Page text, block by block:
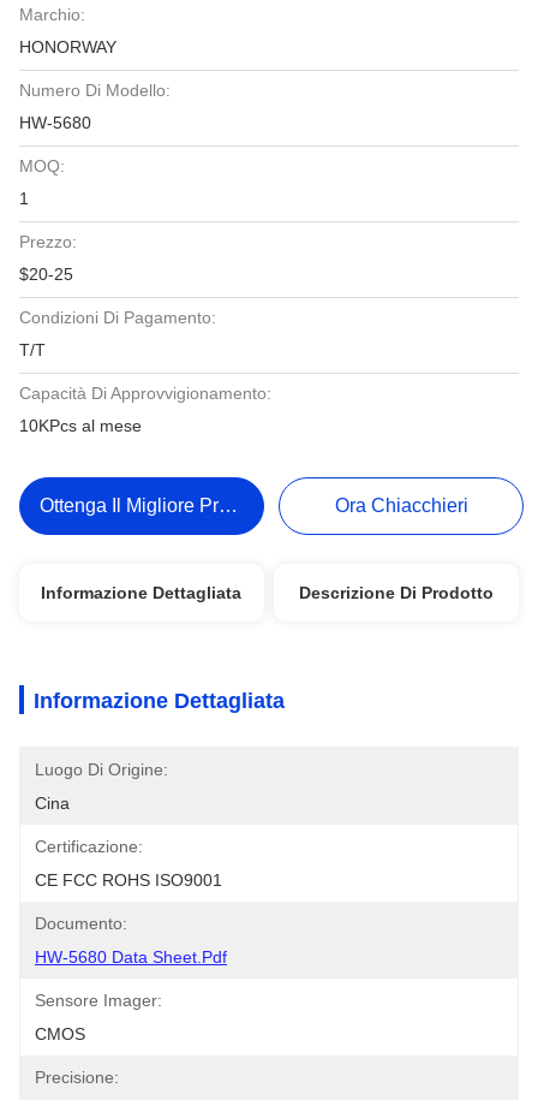
Marchio:
HONORWAY
Numero Di Modello:
HW-5680
MOQ:
1
Prezzo:
$20-25
Condizioni Di Pagamento:
T/T
Capacità Di Approvvigionamento:
10KPcs al mese
Ottenga Il Migliore Prezzo Ora Chiacchieri
Informazione Dettagliata Descrizione Di Prodotto
Informazione Dettagliata
Luogo Di Origine:
Cina
Certificazione:
CE FCC ROHS ISO9001
Documento:
HW-5680 Data Sheet.pdf
Sensore Imager:
CMOS
Precisione: